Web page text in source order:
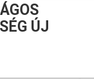
ÚJ